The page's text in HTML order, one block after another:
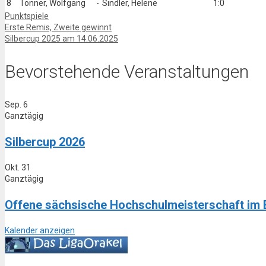
8
Tonner, Wolfgang - Sindler, Helene
1:0
Kategorien
Punktspiele
Erste Remis, Zweite gewinnt
Silbercup 2025 am 14.06.2025
Bevorstehende Veranstaltungen
Sep. 6
Ganztägig
Silbercup 2026
Okt. 31
Ganztägig
Offene sächsische Hochschulmeisterschaft im
Kalender anzeigen